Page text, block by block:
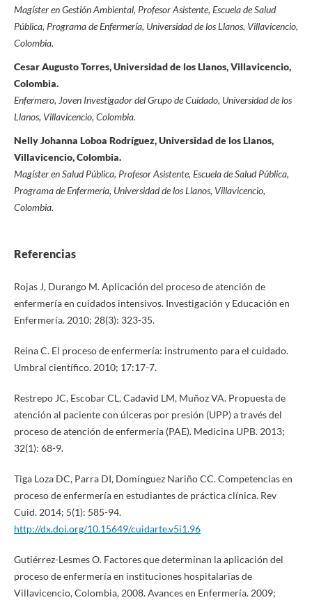
Magíster en Gestión Ambiental, Profesor Asistente, Escuela de Salud
Pública, Programa de Enfermería, Universidad de los Llanos, Villavicencio,
Colombia.
Cesar Augusto Torres, Universidad de los Llanos, Villavicencio,
Colombia.
Enfermero, Joven Investigador del Grupo de Cuidado, Universidad de los
Llanos, Villavicencio, Colombia.
Nelly Johanna Loboa Rodríguez, Universidad de los Llanos,
Villavicencio, Colombia.
Magíster en Salud Pública, Profesor Asistente, Escuela de Salud Pública,
Programa de Enfermería, Universidad de los Llanos, Villavicencio,
Colombia.
Referencias
Rojas J, Durango M. Aplicación del proceso de atención de
enfermería en cuidados intensivos. Investigación y Educación en
Enfermería. 2010; 28(3): 323-35.
Reina C. El proceso de enfermería: instrumento para el cuidado.
Umbral científico. 2010; 17:17-7.
Restrepo JC, Escobar CL, Cadavid LM, Muñoz VA. Propuesta de
atención al paciente con úlceras por presión (UPP) a través del
proceso de atención de enfermería (PAE). Medicina UPB. 2013;
32(1): 68-9.
Tiga Loza DC, Parra DI, Domínguez Nariño CC. Competencias en
proceso de enfermería en estudiantes de práctica clínica. Rev
Cuid. 2014; 5(1): 585-94.
http://dx.doi.org/10.15649/cuidarte.v5i1.96
Gutiérrez-Lesmes O. Factores que determinan la aplicación del
proceso de enfermería en instituciones hospitalarias de
Villavicencio, Colombia, 2008. Avances en Enfermería. 2009;